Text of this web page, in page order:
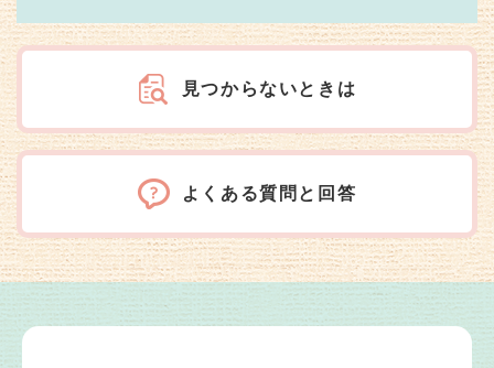
見つからないときは
よくある質問と回答